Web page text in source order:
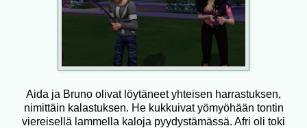
Aida ja Bruno olivat löytäneet yhteisen harrastuksen,
nimittäin kalastuksen. He kukkuivat yömyöhään tontin
viereisellä lammella kaloja pyydystämässä. Afri oli toki